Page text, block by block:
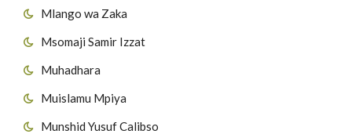
Mlango wa Zaka
Msomaji Samir Izzat
Muhadhara
Muislamu Mpiya
Munshid Yusuf Calibso